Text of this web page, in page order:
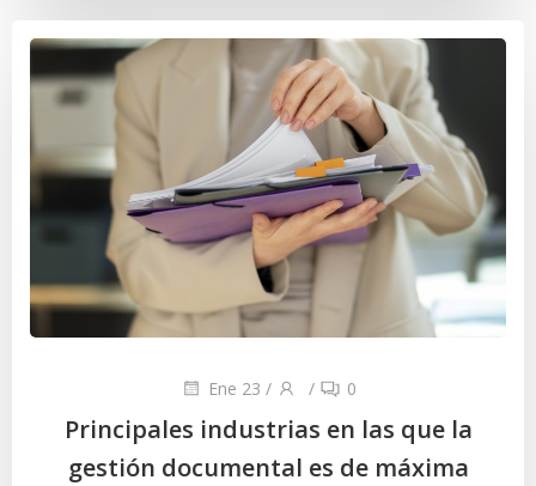
Ene 23 / / 0
Principales industrias en las que la
gestión documental es de máxima